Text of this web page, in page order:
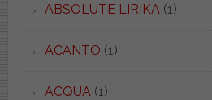
ABSOLUTE LIRIKA (1)
ACANTO (1)
ACQUA (1)